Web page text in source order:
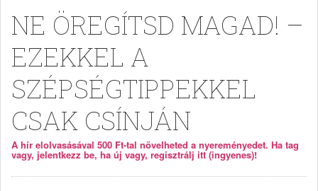
NE ÖREGÍTSD MAGAD! –
EZEKKEL A
SZÉPSÉGTIPPEKKEL
CSAK CSÍNJÁN
A hír elolvasásával 500 Ft-tal növelheted a nyereményedet. Ha tag
vagy, jelentkezz be, ha új vagy, regisztrálj itt (ingyenes)!